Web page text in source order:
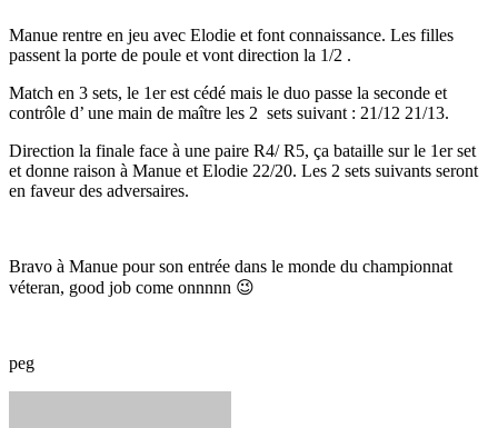
Manue rentre en jeu avec Elodie et font connaissance. Les filles
passent la porte de poule et vont direction la 1/2 .
Match en 3 sets, le 1er est cédé mais le duo passe la seconde et
contrôle d’ une main de maître les 2 sets suivant : 21/12 21/13.
Direction la finale face à une paire R4/ R5, ça bataille sur le 1er set
et donne raison à Manue et Elodie 22/20. Les 2 sets suivants seront
en faveur des adversaires.
Bravo à Manue pour son entrée dans le monde du championnat
véteran, good job come onnnnn 😉
peg